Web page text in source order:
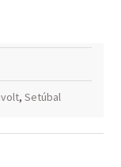
, Setúbal